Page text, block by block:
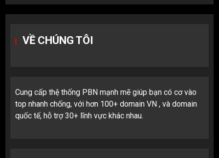
VỀ CHÚNG TÔI
Cung cấp thệ thống PBN mạnh mẽ giúp bạn có cơ vào
top nhanh chống, với hơn 100+ domain VN , và domain
quốc tế, hỗ trợ 30+ lĩnh vực khác nhau.